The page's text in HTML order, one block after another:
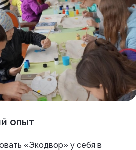
опыт
«Экодвор» у себя в